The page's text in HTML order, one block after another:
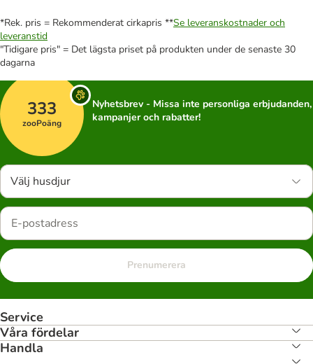
*Rek. pris = Rekommenderat cirkapris **Se leveranskostnader och
leveranstid
"Tidigare pris" = Det lägsta priset på produkten under de senaste 30
dagarna
333
zooPoäng
Nyhetsbrev - Missa inte personliga erbjudanden,
kampanjer och rabatter!
Välj husdjur
Prenumerera
Service
Våra fördelar
Handla